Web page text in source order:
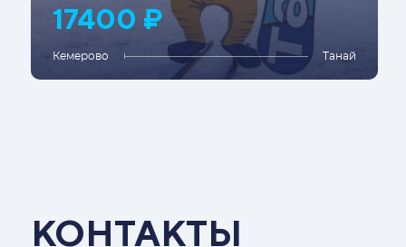
17400 ₽
Кемерово Танай
КОНТАКТЫ